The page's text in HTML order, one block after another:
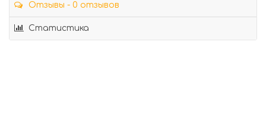
Отзывы - 0 отзывов
Статистика